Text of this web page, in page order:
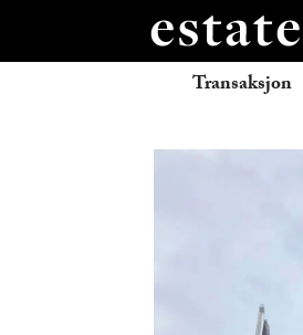
Transaksjon